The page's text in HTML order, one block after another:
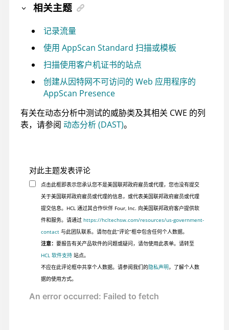
相关主题
记录流量
使用 AppScan Standard 扫描或模板
扫描使用客户机证书的站点
创建从因特网不可访问的 Web 应用程序的
AppScan Presence
有关在动态分析中测试的威胁类及其相关 CWE 的列
表，请参阅 动态分析 (DAST)。
对此主题发表评论
点击此框即表示您承认您不是美国联邦政府雇员或代理，您也没有提交
关于美国联邦政府雇员或代理的信息，或代表美国联邦政府雇员或代理
提交信息。HCL 通过其合作伙伴 Four, Inc. 向美国联邦政府客户提供软
件和服务。请通过 https://hcltechsw.com/resources/us-government-
contact与此团队联系。请勿在此“评论”框中包含任何个人数据。
注意： 要报告有关产品软件的问题或疑问，请勿使用此表单。请转至
HCL 软件支持站点。
不应在此评论框中共享个人数据。请参阅我们的隐私声明，了解个人数
据的使用方式。